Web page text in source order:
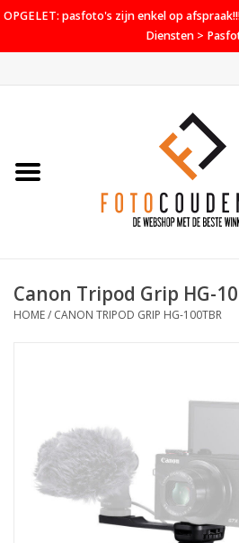
OPGELET: pasfoto's zijn enkel op
Diensten >
Home
PROMO
Canon Tripod Grip HG-
HOME/ CANON TRIPOD GRIP HG-100TBR